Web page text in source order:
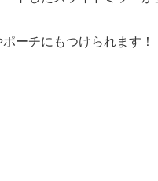
ーチにもつけられます！